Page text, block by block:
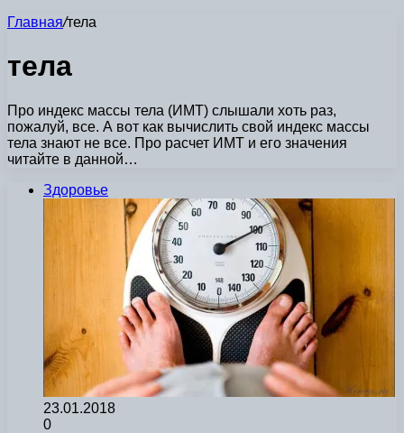
Главная/тела
тела
Про индекс массы тела (ИМТ) слышали хоть раз,
пожалуй, все. А вот как вычислить свой индекс массы
тела знают не все. Про расчет ИМТ и его значения
читайте в данной…
Здоровье
23.01.2018
0